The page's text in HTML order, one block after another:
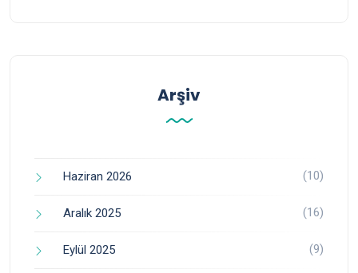
Arşiv
Haziran 2026 (10)
Aralık 2025 (16)
Eylül 2025 (9)